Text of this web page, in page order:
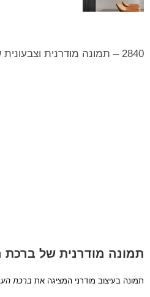
2840 – תמונה מודרנית וצבעונית של ברכת העסק בעיצוב יוקרתי
תמונה מודרנית של
תמונה בעיצוב מודרני המציגה את ברכת